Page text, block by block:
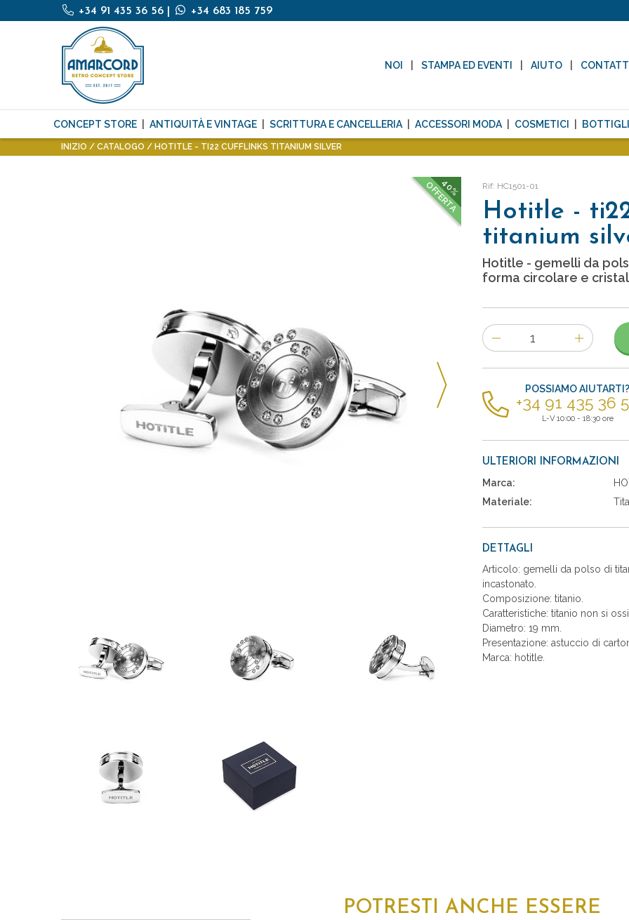
+34 91 435 36 56 +34 683 185 759
NOI STAMPA ED EVENTI AIUTO
CONCEPT STORE ANTIQUITÀ E VINTAGE SCRITTURA E CANCELLERIA ACCESSORI MODA COSMETICI
INIZIO CATALOGO HOTITLE - TI22 CUFFLINKS TITANIUM SILVER
40%
OFFERTA Rif: HC1501-01
Hotitle -
titanium
Hotitle - gemelli da
forma circolare e
Numero
di
articoli
POSSIAMO AIUTARTI?
+34 91 435 36
L-V 10:00 - 18:30 ore
ULTERIORI INFORMAZIONI
Marca:
Materiale:
DETTAGLI
Articolo: gemelli da polso di
incastonato.
Composizione: titanio.
Caratteristiche: titanio non si
Diametro: 19 mm.
Presentazione: astuccio di
Marca: hotitle.
POTRESTI ANCHE ESSERE